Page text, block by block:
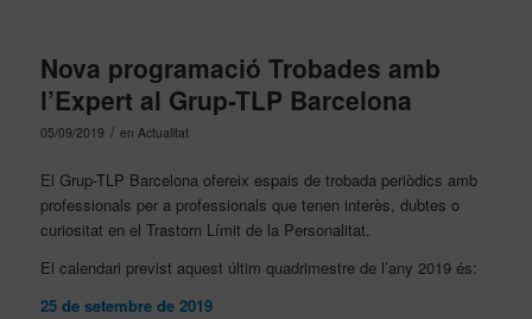
Nova programació Trobades amb
l’Expert al Grup-TLP Barcelona
05/09/2019 / en Actualitat
El Grup-TLP Barcelona ofereix espais de trobada periòdics amb
professionals per a professionals que tenen interès, dubtes o
curiositat en el Trastorn Límit de la Personalitat.
El calendari previst aquest últim quadrimestre de l’any 2019 és:
25 de setembre de 2019